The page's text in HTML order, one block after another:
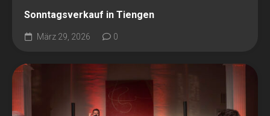
Sonntagsverkauf in Tiengen
März 29, 2026 0